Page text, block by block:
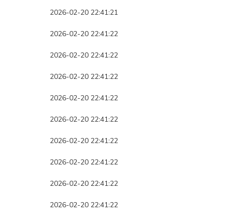
2026-02-20 22:41:21
2026-02-20 22:41:22
2026-02-20 22:41:22
2026-02-20 22:41:22
2026-02-20 22:41:22
2026-02-20 22:41:22
2026-02-20 22:41:22
2026-02-20 22:41:22
2026-02-20 22:41:22
2026-02-20 22:41:22